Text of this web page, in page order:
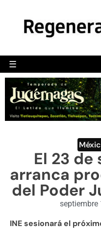
☰
El 23
arranca
del Poder
septiembre
INE sesionará el